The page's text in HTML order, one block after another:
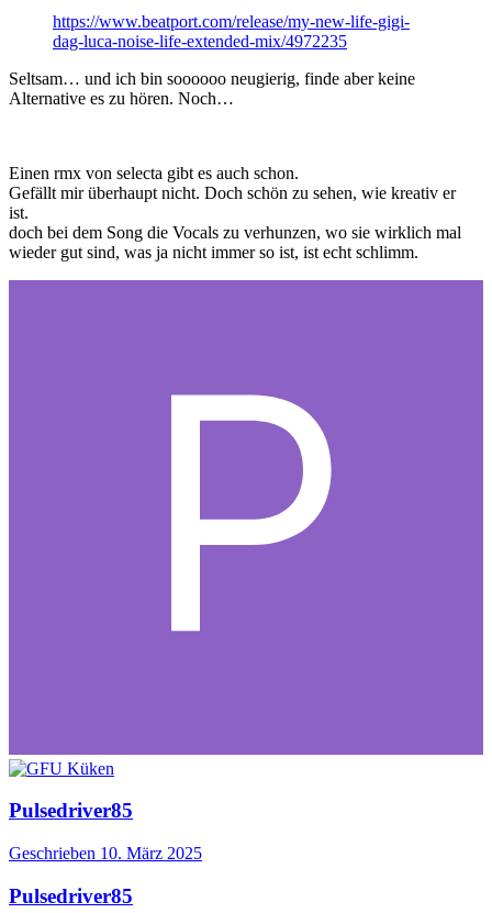
https://www.beatport.com/release/my-new-life-gigi-
dag-luca-noise-life-extended-mix/4972235
Seltsam… und ich bin soooooo neugierig, finde aber keine
Alternative es zu hören. Noch…
Einen rmx von selecta gibt es auch schon.
Gefällt mir überhaupt nicht. Doch schön zu sehen, wie kreativ er
ist.
doch bei dem Song die Vocals zu verhunzen, wo sie wirklich mal
wieder gut sind, was ja nicht immer so ist, ist echt schlimm.
Pulsedriver85
Geschrieben 10. März 2025
Pulsedriver85